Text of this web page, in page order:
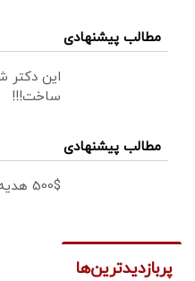
مطالب پیشنهادی
این دکتر
ساخت!!!
مطالب پیشنهادی
500$ هدیه به کاربران جدید،ثبت نام کن
پربازدیدترین‌ها